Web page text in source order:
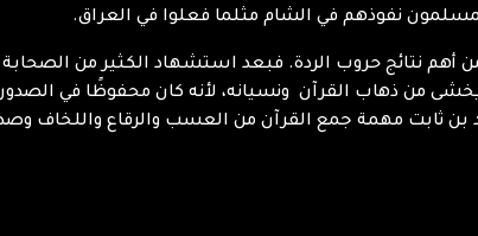
نفوذهم في الشام مثلما فعلوا في العراق.
أهم نتائج حروب الردة. فبعد استشهاد الكثير من
من ذهاب القرآن ونسيانه، لأنه كان محفوظًا في
بن ثابت مهمة جمع القرآن من العسب والرقاع واللخاف